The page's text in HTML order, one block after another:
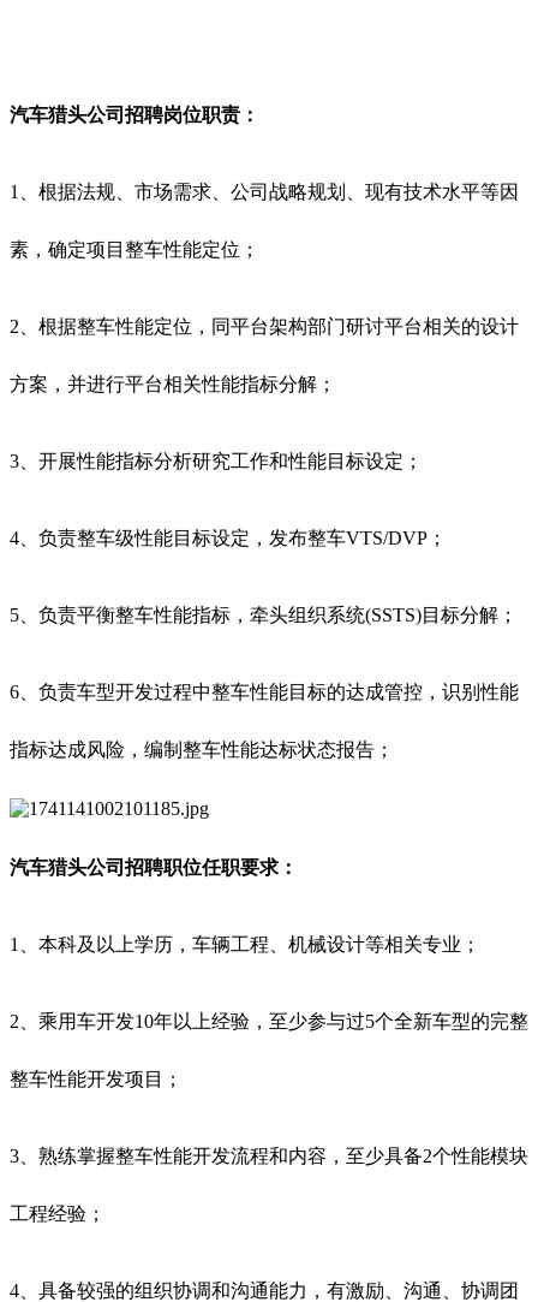
汽车猎头公司招聘岗位职责：
1、根据法规、市场需求、公司战略规划、现有技术水平等因
素，确定项目整车性能定位；
2、根据整车性能定位，同平台架构部门研讨平台相关的设计
方案，并进行平台相关性能指标分解；
3、开展性能指标分析研究工作和性能目标设定；
4、负责整车级性能目标设定，发布整车VTS/DVP；
5、负责平衡整车性能指标，牵头组织系统(SSTS)目标分解；
6、负责车型开发过程中整车性能目标的达成管控，识别性能
指标达成风险，编制整车性能达标状态报告；
汽车猎头公司招聘职位任职要求：
1、本科及以上学历，车辆工程、机械设计等相关专业；
2、乘用车开发10年以上经验，至少参与过5个全新车型的完整
整车性能开发项目；
3、熟练掌握整车性能开发流程和内容，至少具备2个性能模块
工程经验；
4、具备较强的组织协调和沟通能力，有激励、沟通、协调团